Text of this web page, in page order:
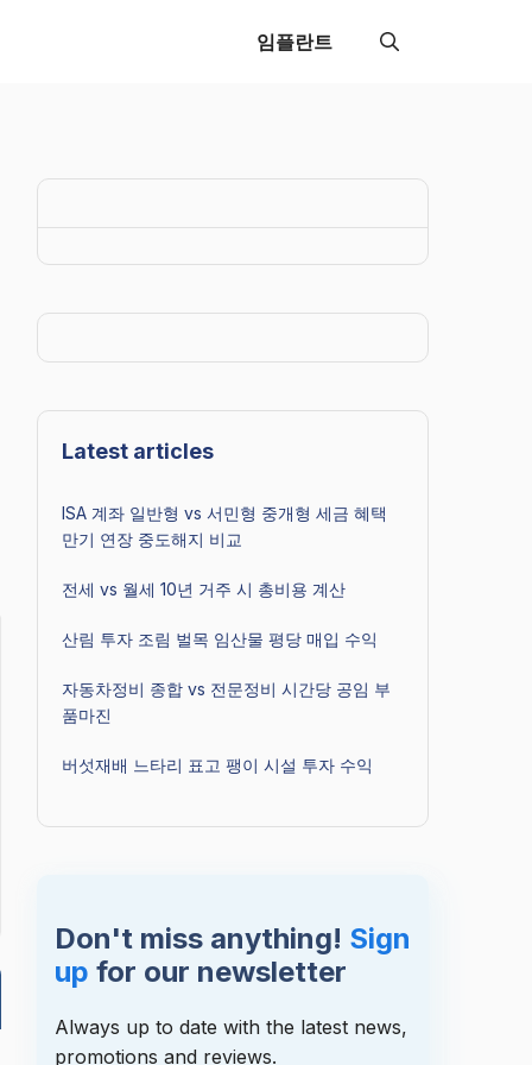
임플란트
Latest articles
ISA 계좌 일반형 vs 서민형 중개형 세금 혜택
만기 연장 중도해지 비교
전세 vs 월세 10년 거주 시 총비용 계산
산림 투자 조림 벌목 임산물 평당 매입 수익
자동차정비 종합 vs 전문정비 시간당 공임 부
품마진
버섯재배 느타리 표고 팽이 시설 투자 수익
Don't miss anything! Sign
up for our newsletter
Always up to date with the latest news,
promotions and reviews.